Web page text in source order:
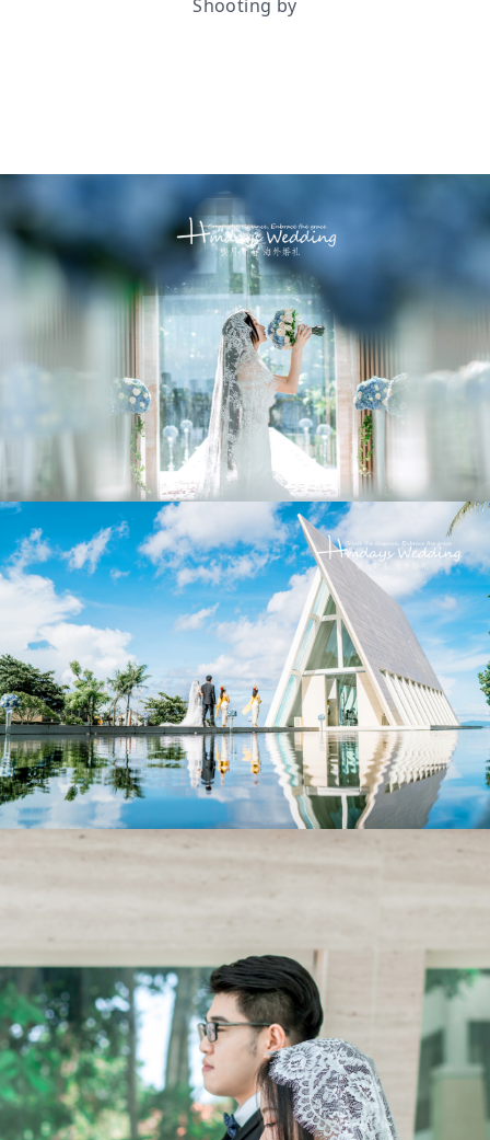
Shooting by